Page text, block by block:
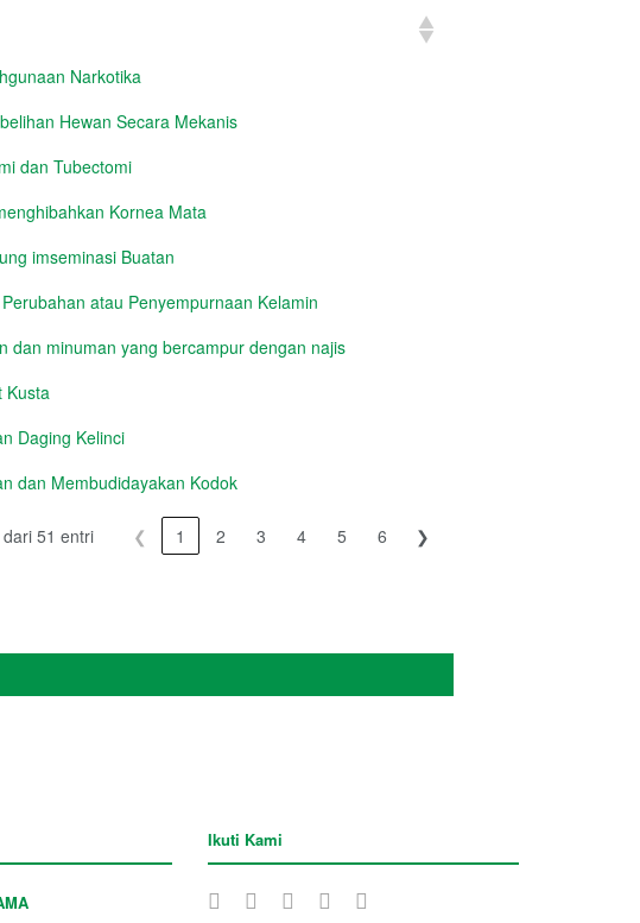
Narkotika
Hewan Secara Mekanis
dan Tubectomi
Kornea Mata
imseminasi Buatan
atau Penyempurnaan Kelamin
dan minuman yang bercampur dengan najis
Kusta
Daging Kelinci
dan Membudidayakan Kodok
51 entri ❮ 1 2 3 4 5 6 ❯
Ikuti Kami